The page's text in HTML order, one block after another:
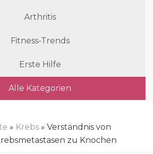
Arthritis
Fitness-Trends
Erste Hilfe
Alle Kategorien
» Krebs » Verständnis von
zu Knochen